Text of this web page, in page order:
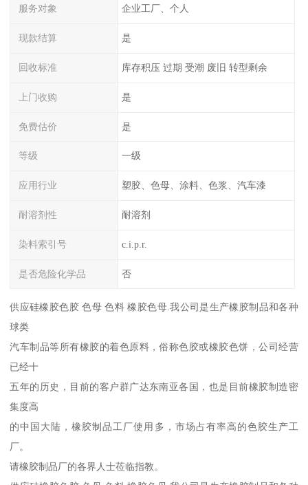
服务对象 企业工厂、个人
现款结算 是
回收标准 库存积压 过期 受潮 废旧 转型剩余
上门收购 是
免费估价 是
等级 一级
应用行业 塑胶、色母、涂料、色浆、汽车漆
耐溶剂性 耐溶剂
染料索引号 c.i.p.r.
是否危险化学品 否
供应硅橡胶色胶 色母 色料 橡胶色母.我公司是生产橡胶制品和各种
球类
汽车制品等所有橡胶的着色原料，俗称色胶或橡胶色饼，公司经营
已经十
五年的历史，目前的客户群广达东南亚各国，也是目前橡胶制造密
集度高
的中国大陆，橡胶制品工厂使用多，市场占有率高的色胶生产工
厂。
请橡胶制品厂的各界人士莅临指教。